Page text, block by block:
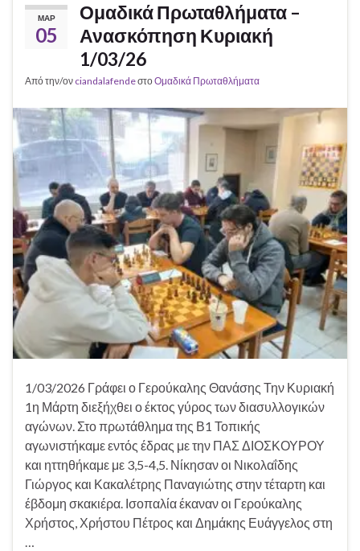
ΜΑΡ
05
Ομαδικά Πρωταθλήματα –
Ανασκόπηση Κυριακή
1/03/26
Από την/ον ciandalafendeστοΟμαδικά Πρωταθλήματα
1/03/2026 Γράφει ο Γερούκαλης Θανάσης Την Κυριακή
1η Μάρτη διεξήχθει ο έκτος γύρος των διασυλλογικών
αγώνων. Στο πρωτάθλημα της Β1 Τοπικής
αγωνιστήκαμε εντός έδρας με την ΠΑΣ ΔΙΟΣΚΟΥΡΟΥ
και ηττηθήκαμε με 3,5-4,5. Νίκησαν οι Νικολαΐδης
Γιώργος και Κακαλέτρης Παναγιώτης στην τέταρτη και
έβδομη σκακιέρα. Ισοπαλία έκαναν οι Γερούκαλης
Χρήστος, Χρήστου Πέτρος και Δημάκης Ευάγγελος στη
…